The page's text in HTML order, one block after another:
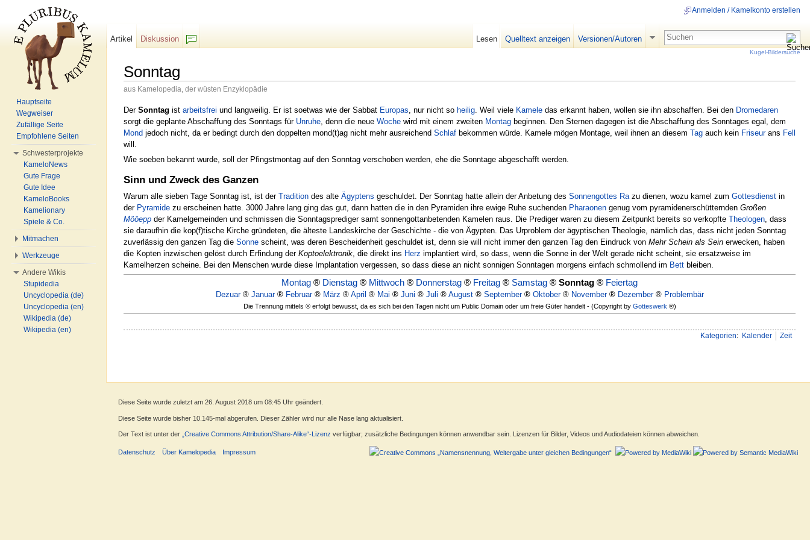
Sonntag
aus Kamelopedia, der wüsten Enzyklopädie
Der Sonntag ist arbeitsfrei und langweilig. Er ist soetwas wie der Sabbat Europas , nur nicht so heilig . Weil viele Kamele das erkannt haben, wollen sie ihn abschaffen. Bei den Dromedaren
sorgt die geplante Abschaffung des Sonntags für Unruhe , denn die neue Woche wird mit einem zweiten Montag beginnen. Den Sternen dagegen ist die Abschaffung des Sonntages egal, dem
Mond jedoch nicht, da er bedingt durch den doppelten mond(t)ag nicht mehr ausreichend Schlaf bekommen würde. Kamele mögen Montage, weil ihnen an diesem Tag auch kein Friseurans Fell
will.
Wie soeben bekannt wurde, soll der Pfingstmontag auf den Sonntag verschoben werden, ehe die Sonntage abgeschafft werden.
Sinn und Zweck des Ganzen
Warum alle sieben Tage Sonntag ist, ist der Tradition des alte Ägyptens geschuldet. Der Sonntag hatte allein der Anbetung des Sonnengottes Ra zu dienen, wozu kamel zum Gottesdienst in
der Pyramide zu erscheinen hatte. 3000 Jahre lang ging das gut, dann hatten die in den Pyramiden ihre ewige Ruhe suchenden Pharaonen genug vom pyramidenerschütternden Großen
Mööepp der Kamelgemeinden und schmissen die Sonntagsprediger samt sonnengottanbetenden Kamelen raus. Die Prediger waren zu diesem Zeitpunkt bereits so verkopfte Theologen , dass
sie daraufhin die kop(f)tische Kirche gründeten, die älteste Landeskirche der Geschichte - die von Ägypten. Das Urproblem der ägyptischen Theologie, nämlich das, dass nicht jeden Sonntag
zuverlässig den ganzen Tag die Sonne scheint, was deren Bescheidenheit geschuldet ist, denn sie will nicht immer den ganzen Tag den Eindruck von Mehr Schein als Sein erwecken, haben
die Kopten inzwischen gelöst durch Erfindung der Koptoelektronik , die direkt ins Herz implantiert wird, so dass, wenn die Sonne in der Welt gerade nicht scheint, sie ersatzweise im
Kamelherzen scheine. Bei den Menschen wurde diese Implantation vergessen, so dass diese an nicht sonnigen Sonntagen morgens einfach schmollend im Bett bleiben.
Montag ® Dienstag ® Mittwoch ® Donnerstag ® Freitag ® Samstag ® Sonntag ® Feiertag
Dezuar® Januar® Februar® März ® April ® Mai ® Juni ® Juli ® August® September® Oktober® November® Dezember® Problembär
Die Trennung mittels ® erfolgt bewusst, da es sich bei den Tagen nicht um Public Domain oder um freie Güter handelt - (Copyright by Gotteswerk ®)
Kategorien: Kalender Zeit
Anmelden / Kamelkonto erstellen
Artikel
Diskussion
Lesen Quelltext anzeigen Versionen/Autoren
Kugel-Bildersuche
Hauptseite
Wegweiser
Zufällige Seite
Empfohlene Seiten
Schwesterprojekte
KameloNews
Gute Frage
Gute Idee
KameloBooks
Kamelionary
Spiele & Co.
Mitmachen
Werkzeuge
Andere Wikis
Stupidedia
Uncyclopedia (de)
Uncyclopedia (en)
Wikipedia (de)
Wikipedia (en)
Diese Seite wurde zuletzt am 26. August 2018 um 08:45 Uhr geändert.
Diese Seite wurde bisher 10.145-mal abgerufen. Dieser Zähler wird nur alle Nase lang aktualisiert.
Der Text ist unter der „Creative Commons Attribution/Share-Alike“-Lizenz verfügbar; zusätzliche Bedingungen können anwendbar sein. Lizenzen für Bilder, Videos und Audiodateien können abweichen.
Datenschutz Über Kamelopedia Impressum